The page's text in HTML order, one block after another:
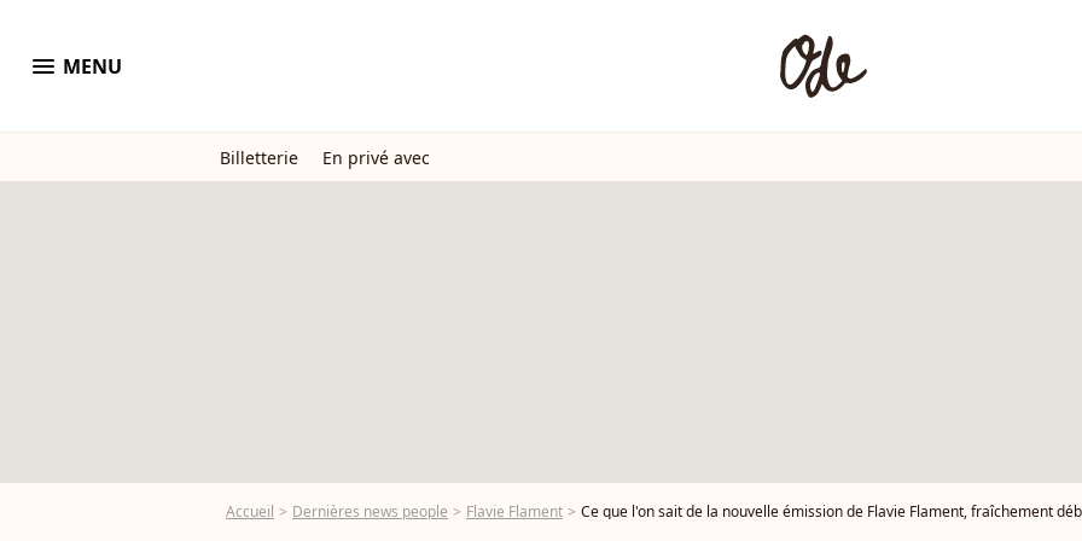
menu MENU
Billetterie En privé avec
Accueil Dernières news people Flavie Flament Ce que l'on sait de la nouvelle émission de Flavie Flament, fraîchement